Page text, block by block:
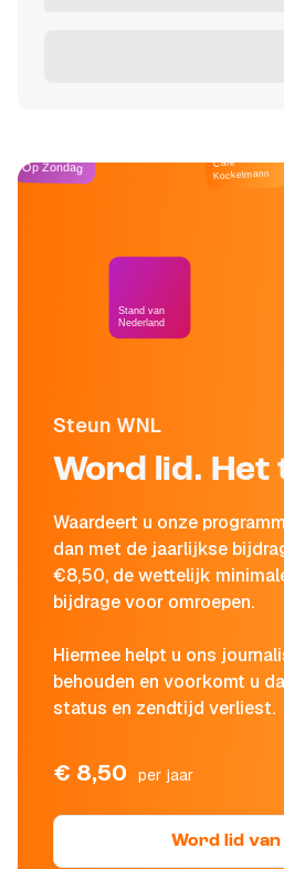
Steun WNL
Word lid. Het
Waardeert u onze
dan met de jaarlijkse
€8,50, de wettelijk
bijdrage voor omroepen.
Hiermee helpt u ons
behouden en voorkomt u
status en zendtijd verliest.
€ 8,50 per jaar
Word lid van
Op Zondag
Stand van
Nederland
Café
Kockelmann